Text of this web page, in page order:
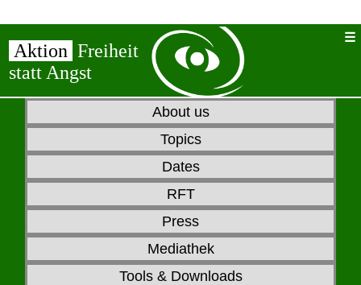
Aktion Freiheit
statt Angst
About us
Topics
Dates
RFT
Press
Mediathek
Tools & Downloads